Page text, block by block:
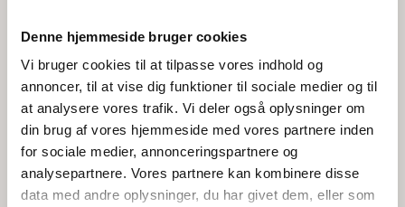
Denne hjemmeside bruger cookies
Vi bruger cookies til at tilpasse vores indhold og
annoncer, til at vise dig funktioner til sociale medier og til
at analysere vores trafik. Vi deler også oplysninger om
din brug af vores hjemmeside med vores partnere inden
for sociale medier, annonceringspartnere og
analysepartnere. Vores partnere kan kombinere disse
data med andre oplysninger, du har givet dem, eller som
Jeg accepterer behandlingen af mine personoplysninger i
henhold tilprivatlivspolitikken